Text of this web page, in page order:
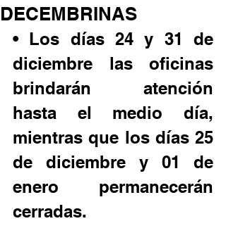
DECEMBRINAS
• Los días 24 y 31 de
diciembre las oficinas
brindarán atención
hasta el medio día,
mientras que los días 25
de diciembre y 01 de
enero permanecerán
cerradas.